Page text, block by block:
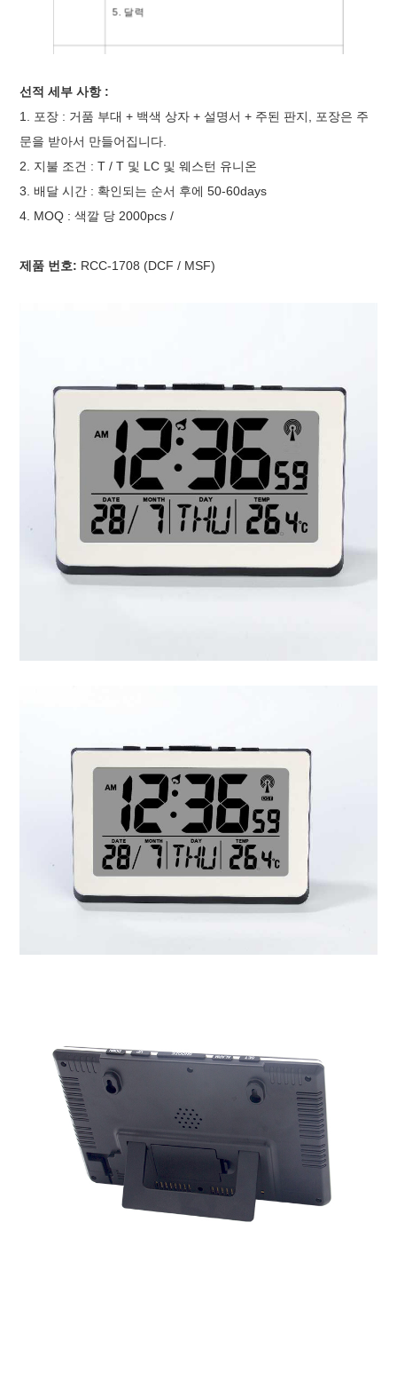
5. 달력
견본
선적 세부 사항 :
1. 포장 : 거품 부대 + 백색 상자 + 설명서 + 주된 판지, 포장은 주
문을 받아서 만들어집니다.
2. 지불 조건 : T / T 및 LC 및 웨스턴 유니온
3. 배달 시간 : 확인되는 순서 후에 50-60days
4. MOQ : 색깔 당 2000pcs /
제품 번호: RCC-1708 (DCF / MSF)